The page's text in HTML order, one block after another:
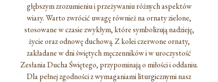
głębszym zrozumieniu i przeżywaniu różnych aspektów
wiary. Warto zwrócić uwagę również na ornaty zielone,
stosowane w czasie zwykłym, które symbolizują nadzieję,
życie oraz odnowę duchową. Z kolei czerwone ornaty,
zakładane w dni świętych męczenników i w uroczystość
Zesłania Ducha Świętego, przypominają o miłości i oddaniu.
Dla pełnej zgodności z wymaganiami liturgicznymi nasz